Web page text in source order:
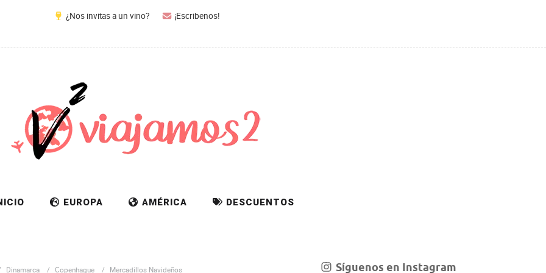
¿Nos invitas a un vino? ¡Escribenos!
EUROPA AMÉRICA DESCUENTOS
Dinamarca Copenhague Mercadillos Navideños Síguenos en Instagram